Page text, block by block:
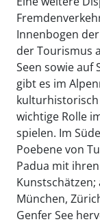
Innenbogen
der Tourismus
Seen sowie
gibt es im
wichtige Rolle
spielen. Im
Poebene von
Padua mit
München,
Genfer See